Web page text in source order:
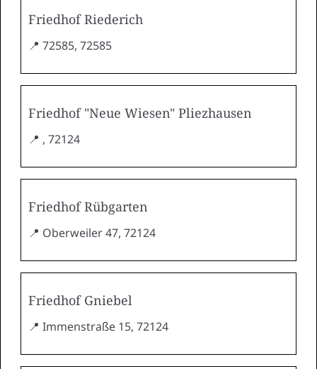
Friedhof Riederich
📍 72585, 72585
Friedhof "Neue Wiesen" Pliezhausen
📍 , 72124
Friedhof Rübgarten
📍 Oberweiler 47, 72124
Friedhof Gniebel
📍 Immenstraße 15, 72124